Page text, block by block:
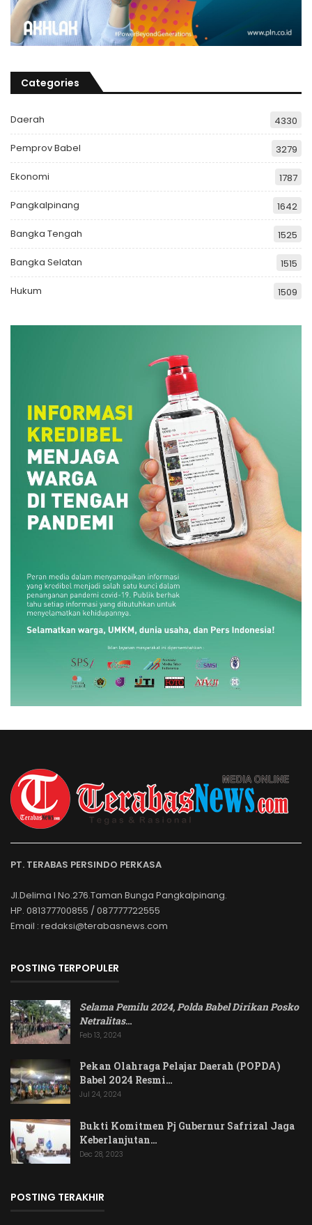
Categories
Daerah 4330
Pemprov Babel 3279
Ekonomi 1787
Pangkalpinang 1642
Bangka Tengah 1525
Bangka Selatan 1515
Hukum 1509
PT. TERABAS PERSINDO PERKASA
Jl.Delima I No.276.Taman Bunga Pangkalpinang.
HP. 081377700855 / 087777722555
Email : redaksi@terabasnews.com
POSTING TERPOPULER
Selama Pemilu 2024, Polda Babel Dirikan Posko
Netralitas…
Feb 13, 2024
Pekan Olahraga Pelajar Daerah (POPDA)
Babel 2024 Resmi…
Jul 24, 2024
Bukti Komitmen Pj Gubernur Safrizal Jaga
Keberlanjutan…
Dec 28, 2023
POSTING TERAKHIR